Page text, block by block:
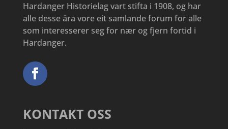
Hardanger Historielag vart stifta i 1908, og har
alle desse åra vore eit samlande forum for alle
som interesserer seg for nær og fjern fortid i
Hardanger.
KONTAKT OSS